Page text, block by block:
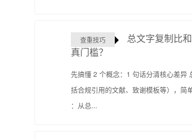
查重技巧
总文字复制比
真门槛？
先搞懂 2 个概念：1 句话分清核心差异
括合规引用的文献、致谢模板等），简
：从总...